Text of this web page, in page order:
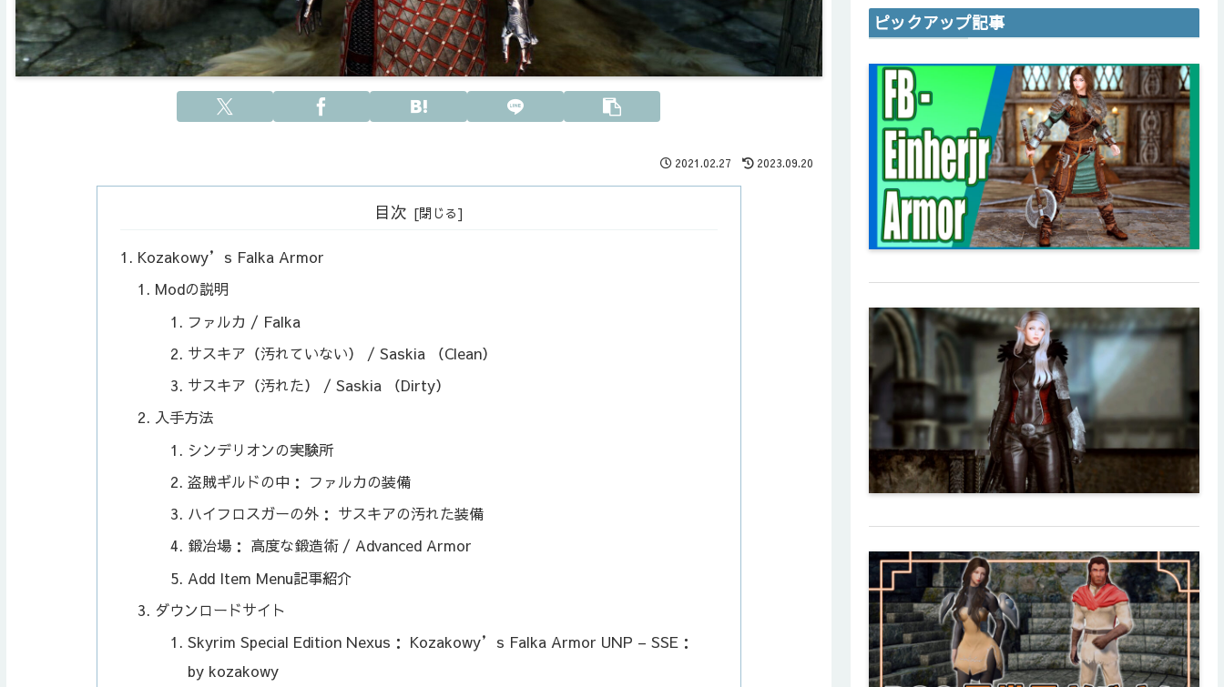
2021.02.27 2023.09.20
目次
Kozakowy’s Falka Armor
Modの説明
ファルカ / Falka
サスキア（汚れていない） / Saskia （Clean）
サスキア（汚れた） / Saskia （Dirty）
入手方法
シンデリオンの実験所
盗賊ギルドの中： ファルカの装備
ハイフロスガーの外： サスキアの汚れた装備
鍛冶場： 高度な鍛造術 / Advanced Armor
Add Item Menu記事紹介
ダウンロードサイト
Skyrim Special Edition Nexus： Kozakowy’s Falka Armor UNP – SSE：
by kozakowy
ピックアップ記事